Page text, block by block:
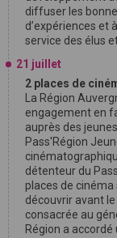
diffuser les
d’expériences et
service des élus
21 juillet
2 places de
La Région
engagement en
auprès des
Pass'Région
détenteur du
places de cinéma
découvrir avant
consacrée au
Région a